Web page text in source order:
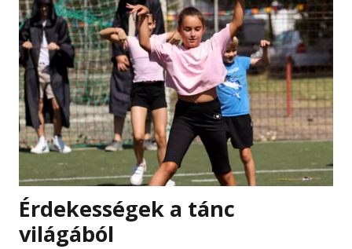
Érdekességek a tánc
világából